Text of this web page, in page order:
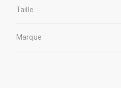
Taille
Marque